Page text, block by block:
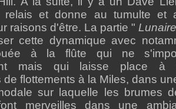
relais et donne au tumulte et
raisons d'être. La partie " Lunaire
cette dynamique avec
à la flûte qui ne
mais qui laisse place à
de flottements à la Miles, dans
sur laquelle les brumes
merveilles dans une